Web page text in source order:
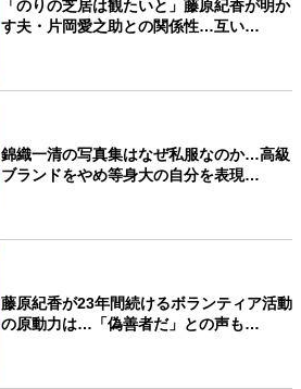
「のりの芝居は観たいと」藤原紀香が明か
す夫・片岡愛之助との関係性…互い…
錦織一清の写真集はなぜ私服なのか…高級
ブランドをやめ等身大の自分を表現…
藤原紀香が23年間続けるボランティア活動
の原動力は…「偽善者だ」との声も…